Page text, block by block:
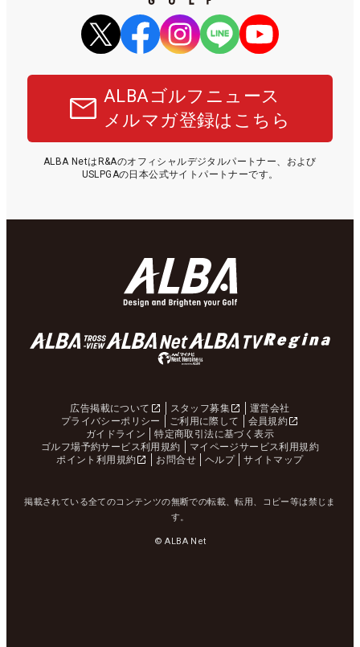
ALBAゴルフニュース
メルマガ登録はこちら
ALBA NetはR&Aのオフィシャルデジタルパートナー、および
USLPGAの日本公式サイトパートナーです。
広告掲載について スタッフ募集
運営会社
プライバシーポリシー
ご利用に際して
会員規約
ガイドライン
特定商取引法に基づく表示
ゴルフ場予約サービス利用規約
マイページサービス利用規約
ポイント利用規約
お問合せ ヘルプ サイトマップ
掲載されている全てのコンテンツの無断での転載、転用、コピー等は禁じま
す。
© ALBA Net